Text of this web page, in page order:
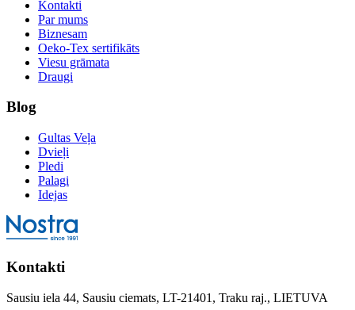
Kontakti
Par mums
Biznesam
Oeko-Tex sertifikāts
Viesu grāmata
Draugi
Blog
Gultas Veļa
Dvieļi
Pledi
Palagi
Idejas
Kontakti
Sausiu iela 44, Sausiu ciemats, LT-21401, Traku raj., LIETUVA